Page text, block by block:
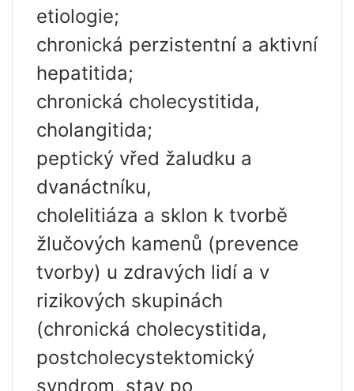
etiologie;
chronická perzistentní a aktivní
hepatitida;
chronická cholecystitida,
cholangitida;
peptický vřed žaludku a
dvanáctníku,
cholelitiáza a sklon k tvorbě
žlučových kamenů (prevence
tvorby) u zdravých lidí a v
rizikových skupinách
(chronická cholecystitida,
postcholecystektomický
syndrom, stav po